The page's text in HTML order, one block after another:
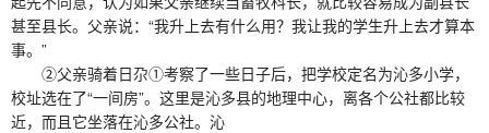
甚至县长。父亲说：“我升上去有什么用？我让我的学生升上去才算本
事。”
②父亲骑着日尕①考察了一些日子后，把学校定名为沁多小学，
校址选在了“一间房”。这里是沁多县的地理中心，离各个公社都比较
近，而且它坐落在沁多公社。沁